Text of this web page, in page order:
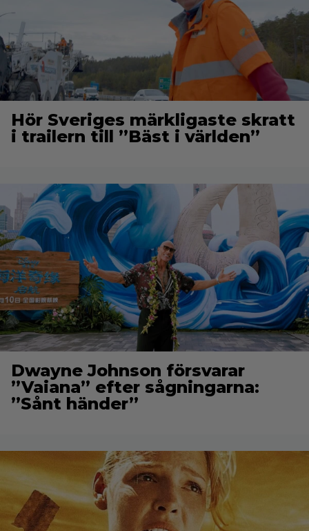
Hör Sveriges märkligaste skratt
i trailern till ”Bäst i världen”
Dwayne Johnson försvarar
”Vaiana” efter sågningarna:
”Sånt händer”